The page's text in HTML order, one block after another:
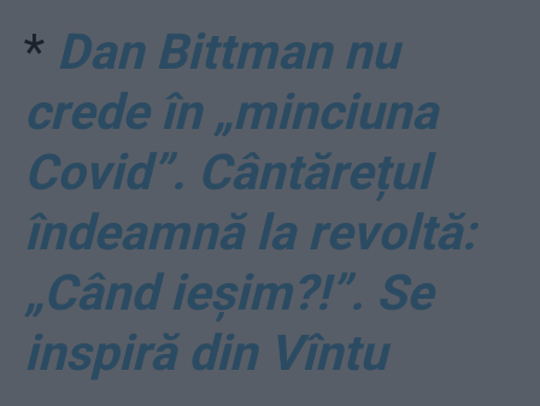
* Dan Bittman nu
crede în „minciuna
Covid”. Cântărețul
îndeamnă la revoltă:
„Când ieșim?!”. Se
inspiră din Vîntu